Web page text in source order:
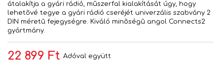
átalakítja a gyári rádió, mûszerfal kialakítását úgy, hogy
lehetõvé tegye a gyári rádió cseréjét univerzális szabvány 2
DIN méretû fejegységre. Kiváló minõségû angol Connects2
gyártmány.
22 899 Ft Adóval együtt